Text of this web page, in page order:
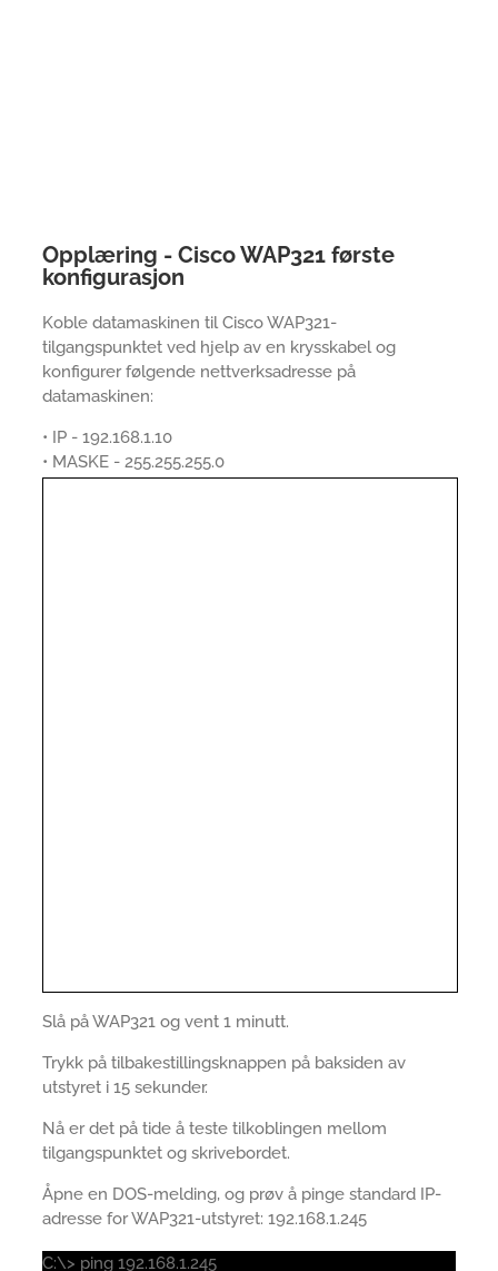
Opplæring - Cisco WAP321 første
konfigurasjon
Koble datamaskinen til Cisco WAP321-
tilgangspunktet ved hjelp av en krysskabel og
konfigurer følgende nettverksadresse på
datamaskinen:
• IP - 192.168.1.10
• MASKE - 255.255.255.0
Slå på WAP321 og vent 1 minutt.
Trykk på tilbakestillingsknappen på baksiden av
utstyret i 15 sekunder.
Nå er det på tide å teste tilkoblingen mellom
tilgangspunktet og skrivebordet.
Åpne en DOS-melding, og prøv å pinge standard IP-
adresse for WAP321-utstyret: 192.168.1.245
C:\> ping 192.168.1.245